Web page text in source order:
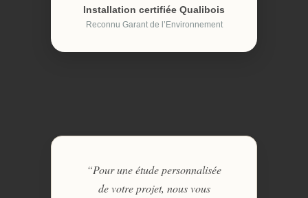
Installation certifiée Qualibois
Reconnu Garant de l’Environnement
“Pour une étude personnalisée
de votre projet, nous vous